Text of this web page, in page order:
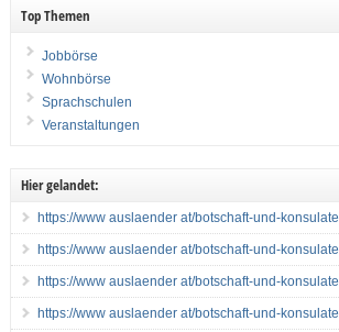
Top Themen
Jobbörse
Wohnbörse
Sprachschulen
Veranstaltungen
Hier gelandet:
https://www auslaender at/botschaft-und-
https://www auslaender at/botschaft-und-
https://www auslaender at/botschaft-und-
https://www auslaender at/botschaft-und-